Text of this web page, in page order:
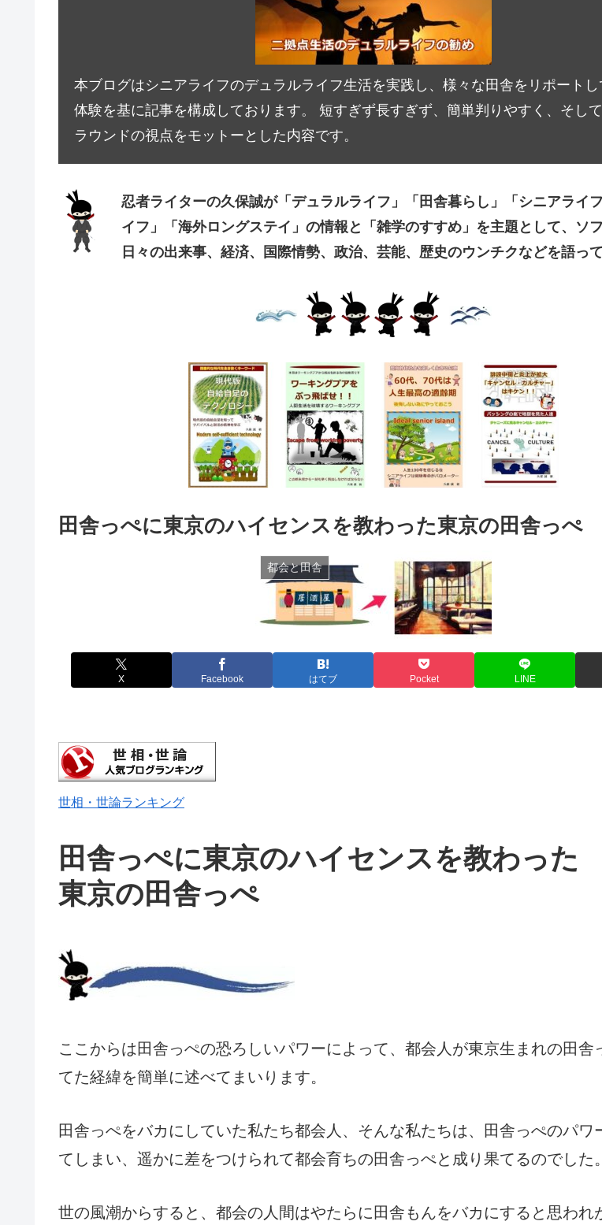
本ブログはシニアライフのデュラルライフ生活を実践し、様々な田舎をリポート
体験を基に記事を構成しております。 短すぎず長すぎず、簡単判りやすく、そし
ラウンドの視点をモットーとした内容です。
忍者ライターの久保誠が「デュラルライフ」「田舎暮らし」「シニアライ
イフ」「海外ロングステイ」の情報と「雑学のすすめ」を主題として、ソ
日々の出来事、経済、国際情勢、政治、芸能、歴史のウンチクなどを語って
田舎っぺに東京のハイセンスを教わった東京の田舎っぺ
都会と田舎
X Facebook はてブ Pocket LINE
世相・世論ランキング
田舎っぺに東京のハイセンスを教わった
東京の田舎っぺ
ここからは田舎っぺの恐ろしいパワーによって、都会人が東京生まれの田舎
てた経緯を簡単に述べてまいります。
田舎っぺをバカにしていた私たち都会人、そんな私たちは、田舎っぺのパワ
てしまい、遥かに差をつけられて都会育ちの田舎っぺと成り果てるのでした。
世の風潮からすると、都会の人間はやたらに田舎もんをバカにすると思われ